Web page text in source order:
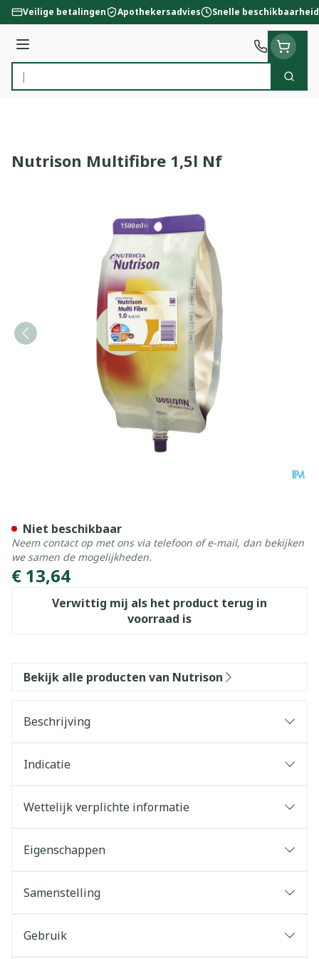
Ga naar de inhoud
Veilige betalingen Apothekersadvies Snelle beschikbaarheid
Menu
Product, merk, categorie...
Zoek
Nutrison Multifibre 1,5l Nf
€ 13,64
Verwittig mij als het product terug in
voorraad is
Niet beschikbaar
Neem contact op met ons via telefoon of e-mail, dan bekijken
we samen de mogelijkheden.
Bekijk alle producten van Nutrison
Beschrijving
Indicatie
Wettelijk verplichte informatie
Eigenschappen
Samenstelling
Gebruik